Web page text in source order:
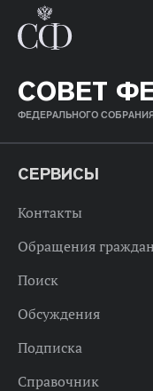
СОВЕТ
ФЕДЕРАЛЬНОГО
СЕРВИСЫ
Контакты
Обращения граждан
Поиск
Обсуждения
Подписка
Справочник